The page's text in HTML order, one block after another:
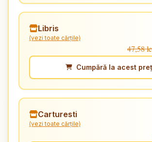
Libris
(vezi toate cărțile)
47,58
Cumpără la acest preț
Carturesti
(vezi toate cărțile)